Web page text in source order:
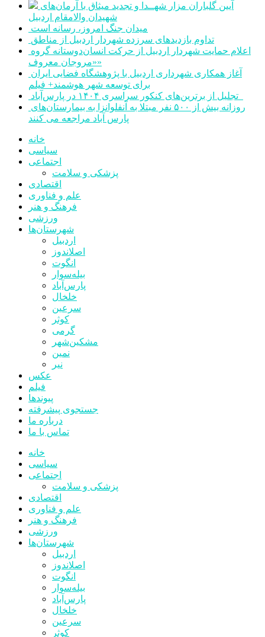
شهیدان والامقام اردبیل
میدان جنگ امروز، رسانه است
تداوم بازدیدهای سرزده شهردار اردبیل از مناطق
«مروجان معروف»
برای توسعه شهر هوشمند+ فیلم
پارس آباد مراجعه می کنند
خانه
سیاسی
اجتماعی
پزشکی و سلامت
اقتصادی
علم و فناوری
فرهنگ و هنر
ورزشی
شهرستان‌ها
اردبیل
اصلاندوز
انگوت
بیله‌سوار
پارس‌آباد
خلخال
سرعین
کوثر
گرمی
مشکین‌شهر
نمین
نیر
عکس
فیلم
پیوندها
جستجوی پیشرفته
درباره ما
تماس با ما
خانه
سیاسی
اجتماعی
پزشکی و سلامت
اقتصادی
علم و فناوری
فرهنگ و هنر
ورزشی
شهرستان‌ها
اردبیل
اصلاندوز
انگوت
بیله‌سوار
پارس‌آباد
خلخال
سرعین
کوثر